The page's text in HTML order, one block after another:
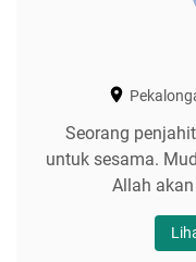
Seorang
untuk sesama.
Allah